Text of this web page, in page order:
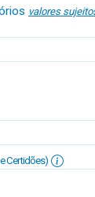
valores
e Certidões)